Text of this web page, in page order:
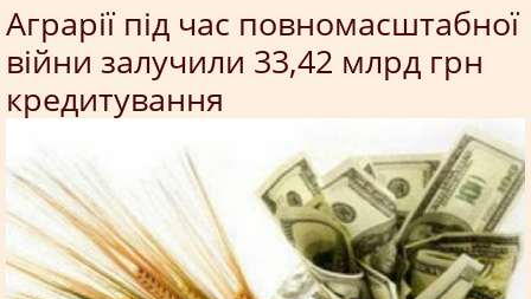
Аграрії під час повномасштабної
війни залучили 33,42 млрд грн
кредитування